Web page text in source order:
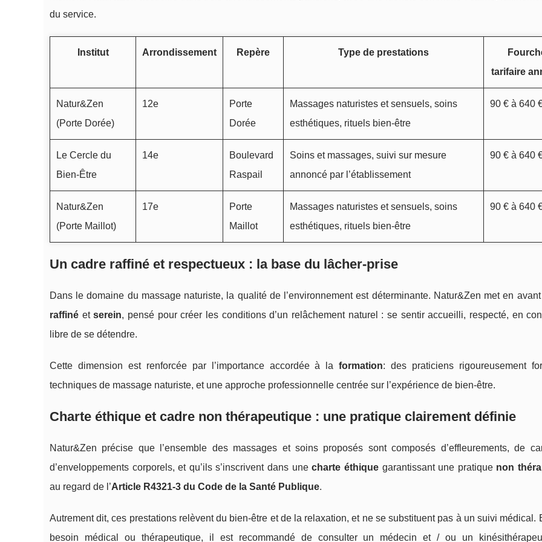
du service.
Institut Arrondissement Repère Type de prestations
tarifaire
Natur&Zen
(Porte Dorée)
12e
Porte
Dorée
Massages naturistes et sensuels, soins
esthétiques, rituels bien‑être
90 € à 640
Le Cercle du
Bien‑Être
14e
Boulevard
Raspail
Soins et massages, suivi sur mesure
annoncé par l’établissement
90 € à 640
Natur&Zen
(Porte Maillot)
17e
Porte
Maillot
Massages naturistes et sensuels, soins
esthétiques, rituels bien‑être
90 € à 640
Un cadre raffiné et respectueux : la base du lâcher‑prise
Dans le domaine du massage naturiste, la qualité de l’environnement est déterminante. Natur&Zen met en
raffiné etserein, pensé pour créer les conditions d’un relâchement naturel : se sentir accueilli, respecté, en
libre de se détendre.
Cette dimension est renforcée par l’importance accordée à laformation: des praticiens rigoureusement
techniques de massage naturiste, et une approche professionnelle centrée sur l’expérience de bien‑être.
Charte éthique et cadre non thérapeutique : une pratique clairement définie
Natur&Zen précise que l’ensemble des massages et soins proposés sont composés d’effleurements, de
d’enveloppements corporels, et qu’ils s’inscrivent dans unecharte éthiquegarantissant une pratique non
au regard de l’Article R4321‑3 du Code de la Santé Publique.
Autrement dit, ces prestations relèvent du bien‑être et de la relaxation, et ne se substituent pas à un suivi médical.
besoin médical ou thérapeutique, il est recommandé de consulter un médecin et / ou un